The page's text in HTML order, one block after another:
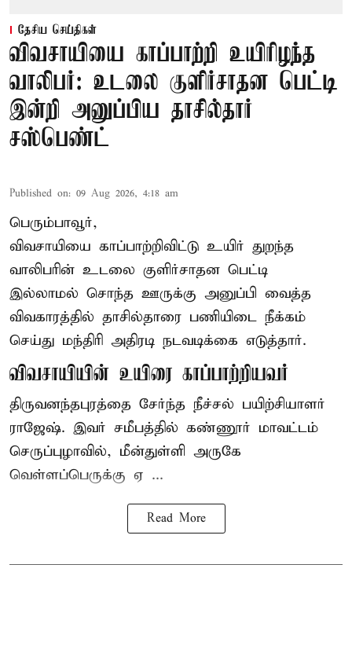
தேசிய செய்திகள்
விவசாயியை காப்பாற்றி உயிரிழந்த
வாலிபர்: உடலை குளிர்சாதன பெட்டி
இன்றி அனுப்பிய தாசில்தார்
சஸ்பெண்ட்
Published on: 09 Aug 2026, 4:18 am
பெரும்பாவூர்,
விவசாயியை காப்பாற்றிவிட்டு உயிர் துறந்த
வாலிபரின் உடலை குளிர்சாதன பெட்டி
இல்லாமல் சொந்த ஊருக்கு அனுப்பி வைத்த
விவகாரத்தில் தாசில்தாரை பணியிடை நீக்கம்
செய்து மந்திரி அதிரடி நடவடிக்கை எடுத்தார்.
விவசாயியின் உயிரை காப்பாற்றியவர்
திருவனந்தபுரத்தை சேர்ந்த நீச்சல் பயிற்சியாளர்
ராஜேஷ். இவர் சமீபத்தில் கண்ணூர் மாவட்டம்
செருப்புழாவில், மீன்துள்ளி அருகே
வெள்ளப்பெருக்கு ஏ ...
Read More